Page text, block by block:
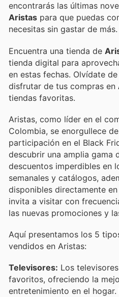
encontrarás las últimas
Aristas para que puedas
necesitas sin gastar de más.
Encuentra una tienda de
tienda digital para
en estas fechas. Olvídate
disfrutar de tus compras en
tiendas favoritas.
Aristas, como líder en el
Colombia, se enorgullece
participación en el Black
descubrir una amplia gama
descuentos imperdibles en
semanales y catálogos,
disponibles directamente
invita a visitar con
las nuevas promociones y
Aquí presentamos los 5
vendidos en Aristas:
Televisores: Los
favoritos, ofreciendo la
entretenimiento en el